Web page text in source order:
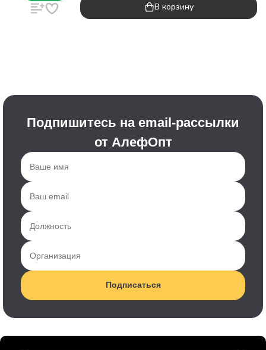
В корзину
Подпишитесь на email-рассылки
от АлефОпт
Подписаться